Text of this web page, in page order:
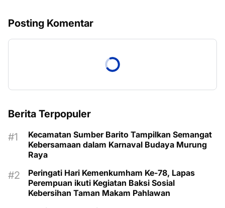
Posting Komentar
Berita Terpopuler
Kecamatan Sumber Barito Tampilkan Semangat
Kebersamaan dalam Karnaval Budaya Murung
Raya
Peringati Hari Kemenkumham Ke-78, Lapas
Perempuan ikuti Kegiatan Baksi Sosial
Kebersihan Taman Makam Pahlawan